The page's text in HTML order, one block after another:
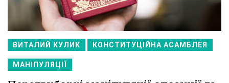
ВИТАЛИЙ КУЛИК КОНСТИТУЦІЙНА АСАМБЛЕЯ
МАНІПУЛЯЦІЇ